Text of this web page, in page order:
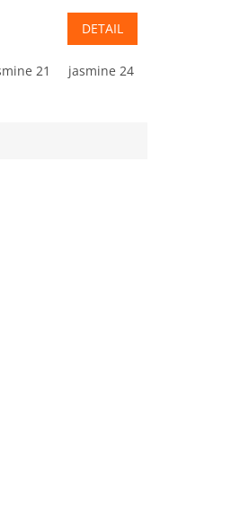
29 jasmine 34
DETAIL
21 jasmine 24